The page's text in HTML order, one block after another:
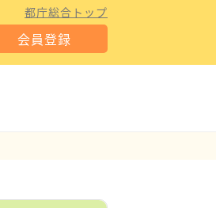
都庁総合トップ
会員登録